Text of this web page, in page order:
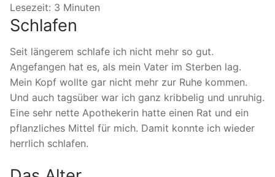
Lesezeit: 3 Minuten
Schlafen
Seit längerem schlafe ich nicht mehr so gut.
Angefangen hat es, als mein Vater im Sterben lag.
Mein Kopf wollte gar nicht mehr zur Ruhe kommen.
Und auch tagsüber war ich ganz kribbelig und unruhig.
Eine sehr nette Apothekerin hatte einen Rat und ein
pflanzliches Mittel für mich. Damit konnte ich wieder
herrlich schlafen.